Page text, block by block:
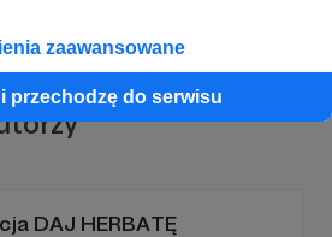
zaawansowane
przechodzę do serwisu
DAJ HERBATĘ